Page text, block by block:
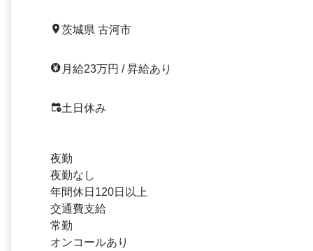
茨城県 古河市
月給23万円 / 昇給あり
土日休み
夜勤
夜勤なし
年間休日120日以上
交通費支給
常勤
オンコールあり